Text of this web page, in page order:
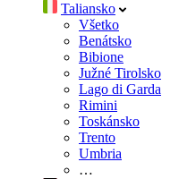
Taliansko
Všetko
Benátsko
Bibione
Južné Tirolsko
Lago di Garda
Rimini
Toskánsko
Trento
Umbria
…